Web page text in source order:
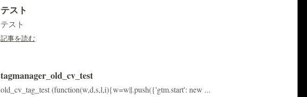
テスト
テスト
記事を読む
tagmanager_old_cv_test
old_cv_tag_test (function(w,d,s,l,i){w=w||.push({'gtm.start': new ...